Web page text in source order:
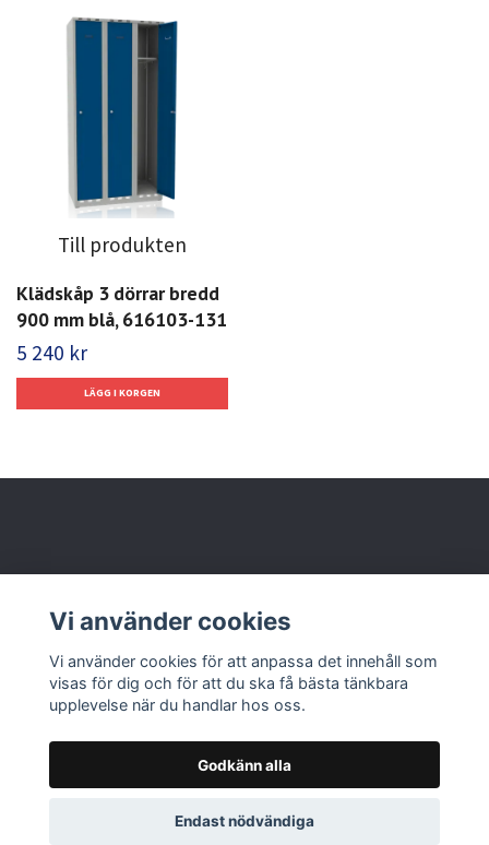
Till produkten
Klädskåp 3 dörrar bredd
900 mm blå, 616103-131
5 240 kr
Läs mer
© 2026 Nolbox AB
Vi använder cookies
Vi använder cookies för att anpassa det innehåll som
visas för dig och för att du ska få bästa tänkbara
upplevelse när du handlar hos oss.
Godkänn alla
Endast nödvändiga